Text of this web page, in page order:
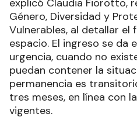
“La casa no es un hostel,
seguridad. Acá llegan
explicó Claudia Fiorotto,
Género, Diversidad y
Vulnerables, al detallar el
espacio. El ingreso se da
urgencia, cuando no
puedan contener la